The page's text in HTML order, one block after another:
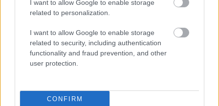
I want to allow Google to enable storage
related to personalization.
I want to allow Google to enable storage
related to security, including authentication
functionality and fraud prevention, and other
user protection.
CONFIRM
Bíró Lajos a szuvidolásról, a három részes sorozat
(itt az első és a második) utolsó részében beszél
arról, hogy mi a szerepe és hogyan kell lehűteni a
szuvidolt ételeket, mennyi ideig szabad őket tárolni,
rohad-e a hús a zacskóban, szuvidolt-e perverz
kajákat és hogy…